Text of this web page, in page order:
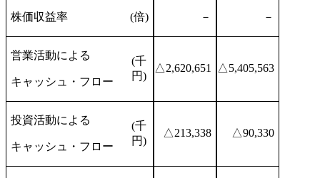
株価収益率 (倍) － －
営業活動による
キャッシュ・フロー
(千
円)
△2,620,651 △5,405,563
投資活動による
キャッシュ・フロー
(千
円)
△213,338 △90,330